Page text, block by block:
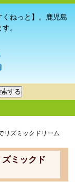
ねっと】。鹿児島
。
する
リズミックドリーム
ズミックド